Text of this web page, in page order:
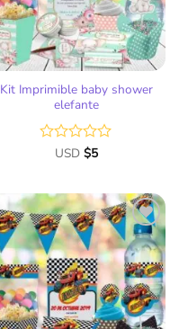
Kit Imprimible baby shower
elefante
Valorado
de
5
USD $5
Añadir
a la
lista
de
deseos